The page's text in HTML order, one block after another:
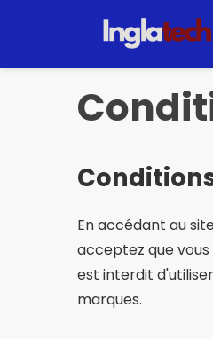
En accédant au
acceptez que
est interdit
marques.